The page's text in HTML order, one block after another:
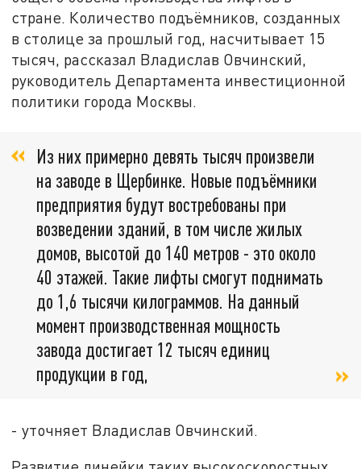
стране. Количество подъёмников, созданных
в столице за прошлый год, насчитывает 15
тысяч, рассказал Владислав Овчинский,
руководитель Департамента инвестиционной
политики города Москвы.
Из них примерно девять тысяч произвели
на заводе в Щербинке. Новые подъёмники
предприятия будут востребованы при
возведении зданий, в том числе жилых
домов, высотой до 140 метров - это около
40 этажей. Такие лифты смогут поднимать
до 1,6 тысячи килограммов. На данный
момент производственная мощность
завода достигает 12 тысяч единиц
продукции в год,
- уточняет Владислав Овчинский.